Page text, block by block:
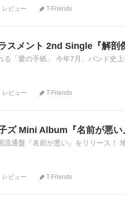
レビュー T-Friends
スメント 2nd Single『解剖
る「愛の手紙」 今年7月、バンド史
レビュー T-Friends
ズ Mini Album『名前が悪い
流通盤『名前が悪い』をリリース！
レビュー T-Friends